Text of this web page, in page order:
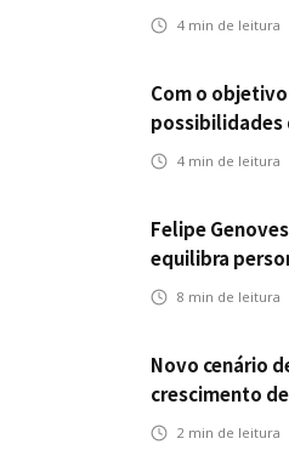
4 min de leitura
Com o
possibilidades
Icatu Seguros
4 min de leitura
Felipe
equilibra
tecnologia
8 min de leitura
Novo cenário
crescimento
veículos
2 min de leitura